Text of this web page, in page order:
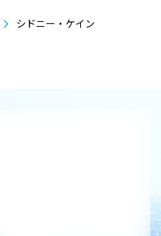
シドニー・ケイン